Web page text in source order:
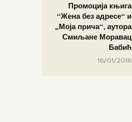
Промоција књига
“Жена без адресе“ и
„Моја прича“, аутора
Смиљане Моравац
Бабић
16/01/2016